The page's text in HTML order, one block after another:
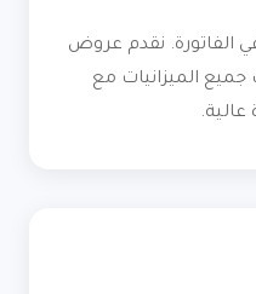
الفاتورة. نقدم عروض
الميزانيات مع